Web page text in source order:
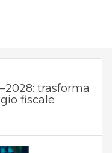
trasforma
fiscale